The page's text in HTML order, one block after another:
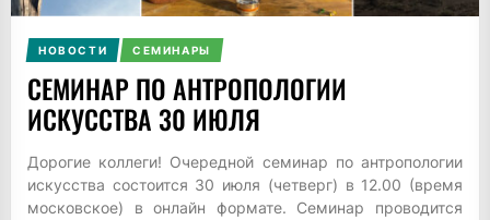
НОВОСТИ СЕМИНАРЫ
СЕМИНАР ПО АНТРОПОЛОГИИ
ИСКУССТВА 30 ИЮЛЯ
Дорогие коллеги! Очередной семинар по антропологии
искусства состоится 30 июля (четверг) в 12.00 (время
московское) в онлайн формате. Семинар проводится